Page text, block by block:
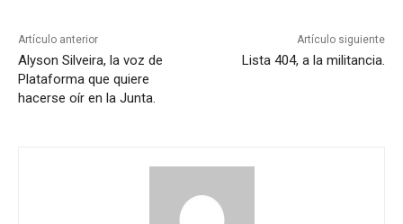
Artículo anterior
Alyson Silveira, la voz de
Plataforma que quiere
hacerse oír en la Junta.
Artículo siguiente
Lista 404, a la militancia.